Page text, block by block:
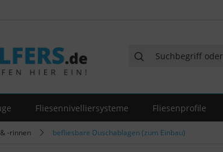
Fliesennivelliersysteme Fliesenprofile
-rinnen befliesbare Duschablagen (zum Einbau)